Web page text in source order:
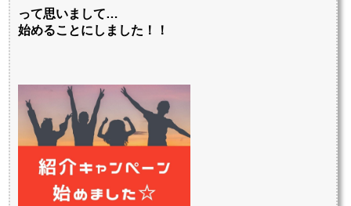
って思いまして…
始めることにしました！！